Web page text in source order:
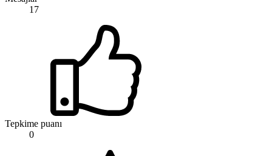
17
Tepkime puanı
0